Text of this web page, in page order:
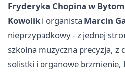
Fryderyka Chopina w
Kowolik i organista Marcin
nieprzypadkowy - z jednej
szkolna muzyczna precyzja, z
solistki i organowe brzmienie,